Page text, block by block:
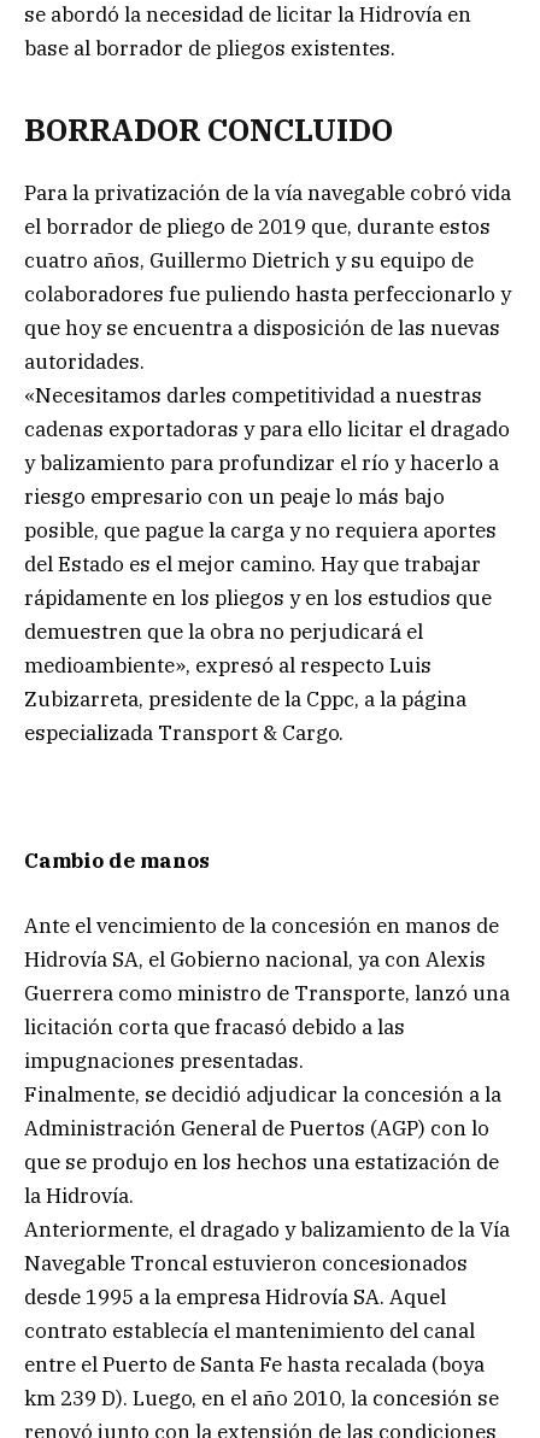
se abordó la necesidad de licitar la Hidrovía en
base al borrador de pliegos existentes.
BORRADOR CONCLUIDO
Para la privatización de la vía navegable cobró vida
el borrador de pliego de 2019 que, durante estos
cuatro años, Guillermo Dietrich y su equipo de
colaboradores fue puliendo hasta perfeccionarlo y
que hoy se encuentra a disposición de las nuevas
autoridades.
«Necesitamos darles competitividad a nuestras
cadenas exportadoras y para ello licitar el dragado
y balizamiento para profundizar el río y hacerlo a
riesgo empresario con un peaje lo más bajo
posible, que pague la carga y no requiera aportes
del Estado es el mejor camino. Hay que trabajar
rápidamente en los pliegos y en los estudios que
demuestren que la obra no perjudicará el
medioambiente», expresó al respecto Luis
Zubizarreta, presidente de la Cppc, a la página
especializada Transport & Cargo.
Cambio de manos
Ante el vencimiento de la concesión en manos de
Hidrovía SA, el Gobierno nacional, ya con Alexis
Guerrera como ministro de Transporte, lanzó una
licitación corta que fracasó debido a las
impugnaciones presentadas.
Finalmente, se decidió adjudicar la concesión a la
Administración General de Puertos (AGP) con lo
que se produjo en los hechos una estatización de
la Hidrovía.
Anteriormente, el dragado y balizamiento de la Vía
Navegable Troncal estuvieron concesionados
desde 1995 a la empresa Hidrovía SA. Aquel
contrato establecía el mantenimiento del canal
entre el Puerto de Santa Fe hasta recalada (boya
km 239 D). Luego, en el año 2010, la concesión se
renovó junto con la extensión de las condiciones